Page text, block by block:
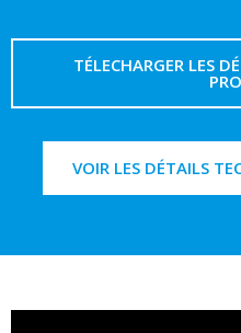
TÉLECHARGER LES
VOIR LES DÉTAILS